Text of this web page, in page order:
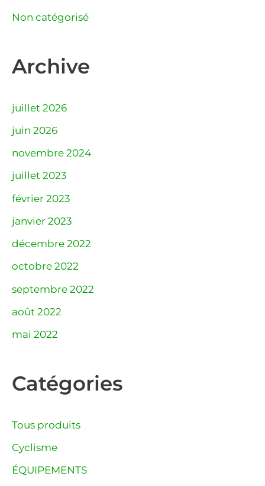
Non catégorisé
Archive
juillet 2026
juin 2026
novembre 2024
juillet 2023
février 2023
janvier 2023
décembre 2022
octobre 2022
septembre 2022
août 2022
mai 2022
Catégories
Tous produits
Cyclisme
ÉQUIPEMENTS